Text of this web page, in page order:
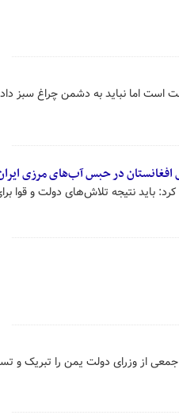
اما نباید به دشمن چراغ سبز
افغانستان در حبس آب‌های مرزی
باید نتیجه تلاش‌های دولت و قوا
از وزرای دولت یمن را تبریک و